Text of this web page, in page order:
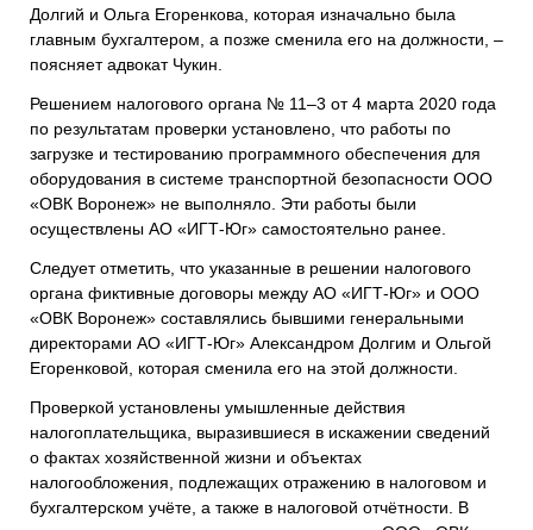
Долгий и Ольга Егоренкова, которая изначально была
главным бухгалтером, а позже сменила его на должности, –
поясняет адвокат Чукин.
Решением налогового органа № 11–3 от 4 марта 2020 года
по результатам проверки установлено, что работы по
загрузке и тестированию программного обеспечения для
оборудования в системе транспортной безопасности ООО
«ОВК Воронеж» не выполняло. Эти работы были
осуществлены АО «ИГТ-Юг» самостоятельно ранее.
Следует отметить, что указанные в решении налогового
органа фиктивные договоры между АО «ИГТ-Юг» и ООО
«ОВК Воронеж» составлялись бывшими генеральными
директорами АО «ИГТ-Юг» Александром Долгим и Ольгой
Егоренковой, которая сменила его на этой должности.
Проверкой установлены умышленные действия
налогоплательщика, выразившиеся в искажении сведений
о фактах хозяйственной жизни и объектах
налогообложения, подлежащих отражению в налоговом и
бухгалтерском учёте, а также в налоговой отчётности. В